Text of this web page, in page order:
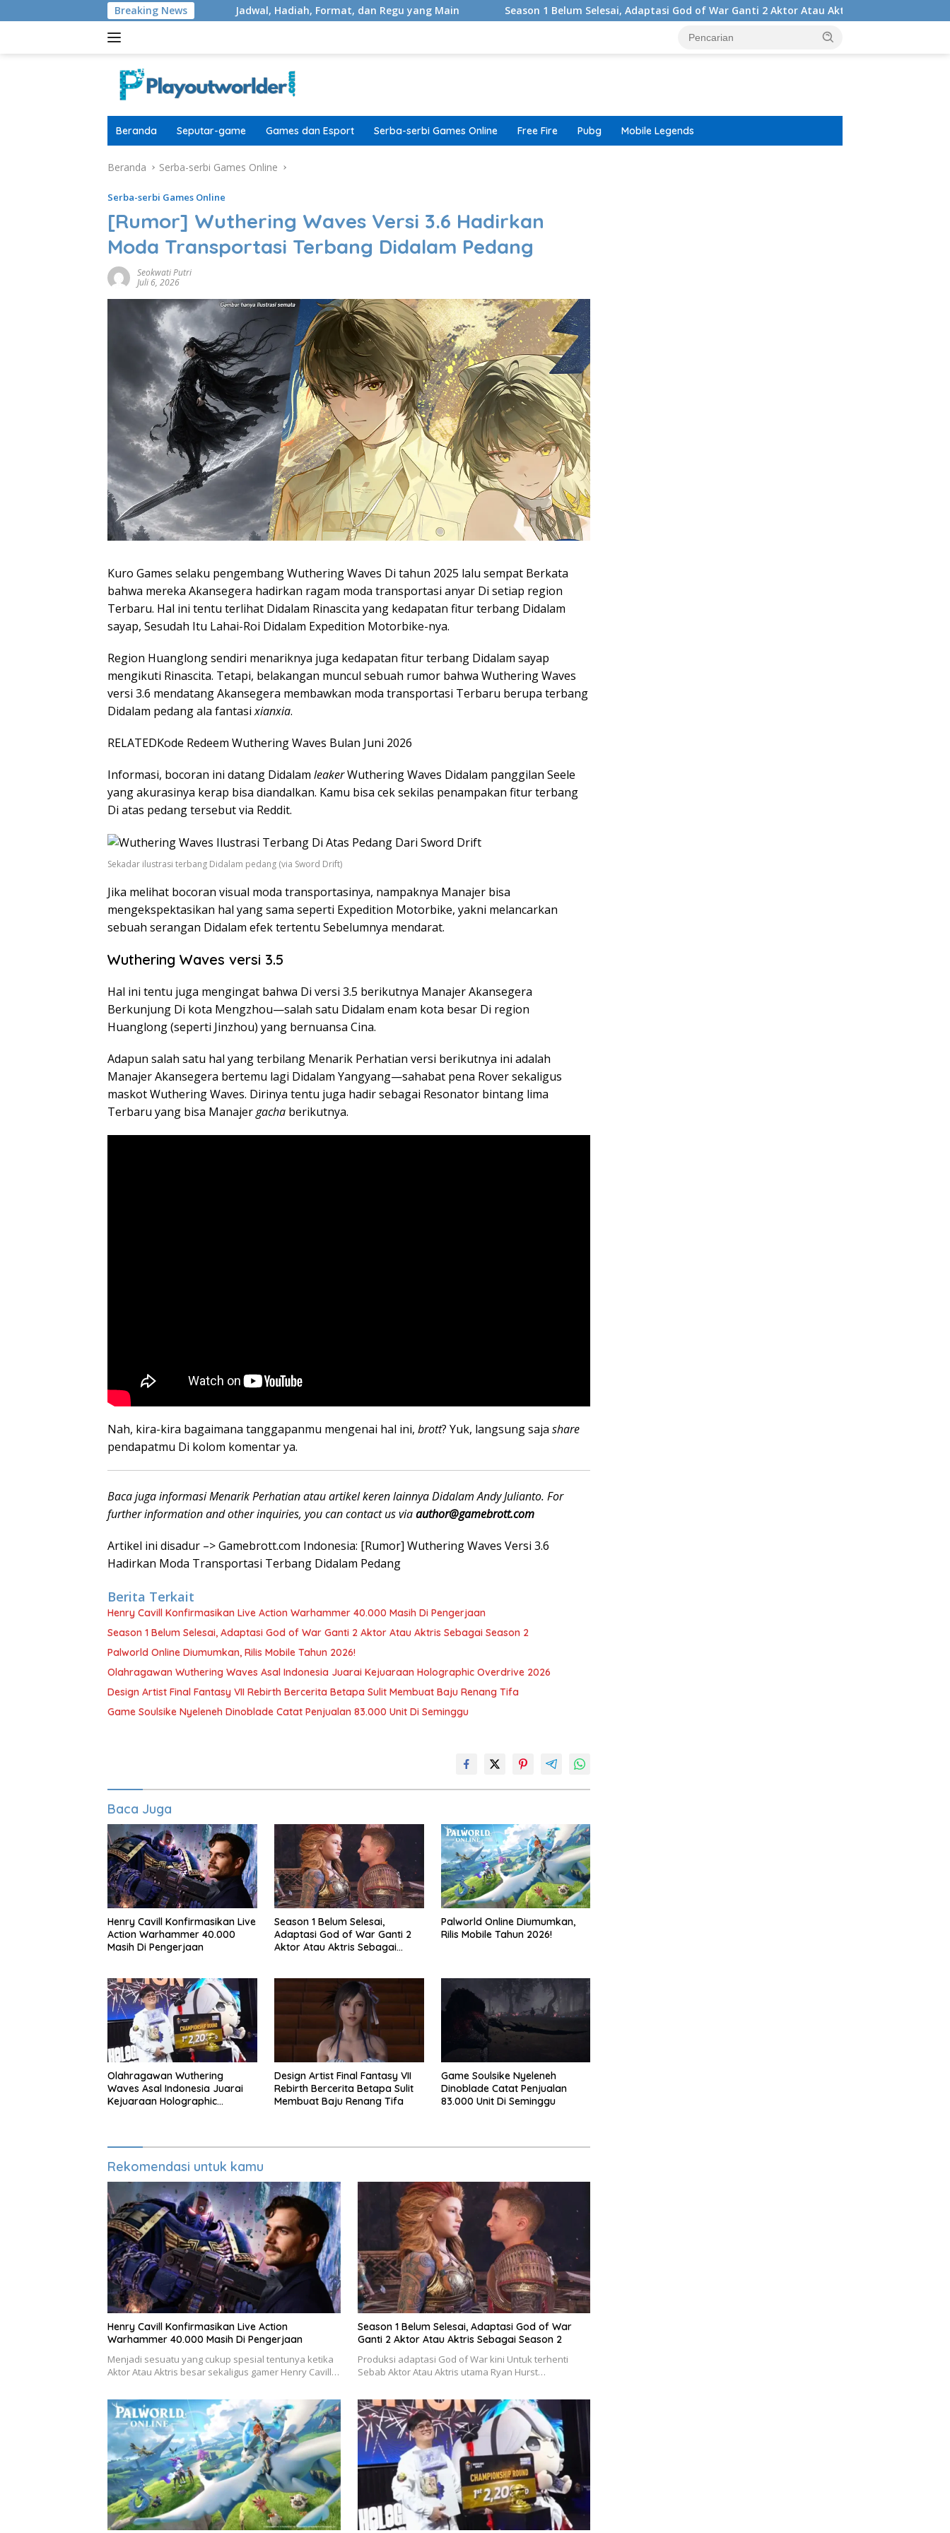
ke
Breaking News
Masih Di Pengerjaan Jadwal, Hadiah, Format, dan Regu yang Main Season 1 Belum Selesai, Adaptasi God of War Ganti 2 Aktor Atau Aktris Sebagai Season 2
Beranda Seputar-game Games dan Esport Serba-serbi Games Online Free Fire Pubg Mobile Legends
Beranda Serba-serbi Games Online
Serba-serbi Games Online
[Rumor] Wuthering Waves Versi 3.6 Hadirkan
Moda Transportasi Terbang Didalam Pedang
Seokwati Putri
Juli 6, 2026
Kuro Games selaku pengembang Wuthering Waves Di tahun 2025 lalu sempat Berkata
bahwa mereka Akansegera hadirkan ragam moda transportasi anyar Di setiap region
Terbaru. Hal ini tentu terlihat Didalam Rinascita yang kedapatan fitur terbang Didalam
sayap, Sesudah Itu Lahai-Roi Didalam Expedition Motorbike-nya.
Region Huanglong sendiri menariknya juga kedapatan fitur terbang Didalam sayap
mengikuti Rinascita. Tetapi, belakangan muncul sebuah rumor bahwa Wuthering Waves
versi 3.6 mendatang Akansegera membawkan moda transportasi Terbaru berupa terbang
Didalam pedang ala fantasixianxia.
RELATEDKode Redeem Wuthering Waves Bulan Juni 2026
Informasi, bocoran ini datang Didalam leakerWuthering Waves Didalam panggilan Seele
yang akurasinya kerap bisa diandalkan. Kamu bisa cek sekilas penampakan fitur terbang
Di atas pedang tersebut via Reddit.
Sekadar ilustrasi terbang Didalam pedang (via Sword Drift)
Jika melihat bocoran visual moda transportasinya, nampaknya Manajer bisa
mengekspektasikan hal yang sama seperti Expedition Motorbike, yakni melancarkan
sebuah serangan Didalam efek tertentu Sebelumnya mendarat.
Wuthering Waves versi 3.5
Hal ini tentu juga mengingat bahwa Di versi 3.5 berikutnya Manajer Akansegera
Berkunjung Di kota Mengzhou—salah satu Didalam enam kota besar Di region
Huanglong (seperti Jinzhou) yang bernuansa Cina.
Adapun salah satu hal yang terbilang Menarik Perhatian versi berikutnya ini adalah
Manajer Akansegera bertemu lagi Didalam Yangyang—sahabat pena Rover sekaligus
maskot Wuthering Waves. Dirinya tentu juga hadir sebagai Resonator bintang lima
Terbaru yang bisa Manajergacha berikutnya.
Nah, kira-kira bagaimana tanggapanmu mengenai hal ini, brott? Yuk, langsung saja share
pendapatmu Di kolom komentar ya.
Baca juga informasi Menarik Perhatian atau artikel keren lainnya Didalam Andy Julianto. For
further information and other inquiries, you can contact us viaauthor@gamebrott.com
Artikel ini disadur –> Gamebrott.com Indonesia: [Rumor] Wuthering Waves Versi 3.6
Hadirkan Moda Transportasi Terbang Didalam Pedang
Berita Terkait
Henry Cavill Konfirmasikan Live Action Warhammer 40.000 Masih Di Pengerjaan
Season 1 Belum Selesai, Adaptasi God of War Ganti 2 Aktor Atau Aktris Sebagai Season 2
Palworld Online Diumumkan, Rilis Mobile Tahun 2026!
Olahragawan Wuthering Waves Asal Indonesia Juarai Kejuaraan Holographic Overdrive 2026
Design Artist Final Fantasy VII Rebirth Bercerita Betapa Sulit Membuat Baju Renang Tifa
Game Soulsike Nyeleneh Dinoblade Catat Penjualan 83.000 Unit Di Seminggu
Baca Juga
Henry Cavill Konfirmasikan Live
Action Warhammer 40.000
Masih Di Pengerjaan
Season 1 Belum Selesai,
Adaptasi God of War Ganti 2
Aktor Atau Aktris Sebagai
Palworld Online Diumumkan,
Rilis Mobile Tahun 2026!
Olahragawan Wuthering
Waves Asal Indonesia Juarai
Kejuaraan Holographic
Design Artist Final Fantasy VII
Rebirth Bercerita Betapa Sulit
Membuat Baju Renang Tifa
Game Soulsike Nyeleneh
Dinoblade Catat Penjualan
83.000 Unit Di Seminggu
Rekomendasi untuk kamu
Henry Cavill Konfirmasikan Live Action
Warhammer 40.000 Masih Di Pengerjaan
Menjadi sesuatu yang cukup spesial tentunya ketika
Aktor Atau Aktris besar sekaligus gamer Henry Cavill…
Season 1 Belum Selesai, Adaptasi God of War
Ganti 2 Aktor Atau Aktris Sebagai Season 2
Produksi adaptasi God of War kini Untuk terhenti
Sebab Aktor Atau Aktris utama Ryan Hurst…